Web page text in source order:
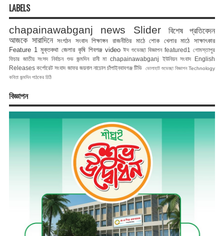
LABELS
chapainawabganj news Slider
বিশেষ প্রতিবেদন
আজকে সারাদিনে সংগঠন সংবাদ শিক্ষাঙ্গন রাজনীতির মাঠে শোক খেলার মাঠে
সাক্ষাৎকার
Feature 1 মুক্তকথা জেলার কৃষি শিবগঞ্জ video ঈদ শুভেচ্ছা বিজ্ঞাপন featured1
গোমস্তাপুর
ফিচার জাতীয় সংসদ নির্বাচন শুভ জন্মদিন রানী মা chapainawabganj ইউনিয়ন সংবাদ
English
Releases কর্পোরেট সংবাদ জাফর জয়নাল নাচোল চাঁপাইনবাবগঞ্জ টিভি ভোলাহাট শুভেচ্ছা বিজ্ঞাপন Technology
কবিতা জন্মদিন পাঠকের চিঠি
বিজ্ঞাপন